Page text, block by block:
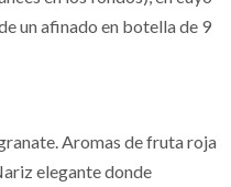
un afinado en botella de 9
Aromas de fruta roja
elegante donde